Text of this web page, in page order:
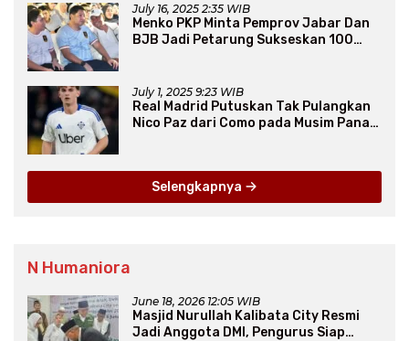
July 16, 2025 2:35 WIB
Menko PKP Minta Pemprov Jabar Dan
BJB Jadi Petarung Sukseskan 100
July 1, 2025 9:23 WIB
Real Madrid Putuskan Tak Pulangkan
Nico Paz dari Como pada Musim Panas
Selengkapnya
N Humaniora
June 18, 2026 12:05 WIB
Masjid Nurullah Kalibata City Resmi
Jadi Anggota DMI, Pengurus Siap